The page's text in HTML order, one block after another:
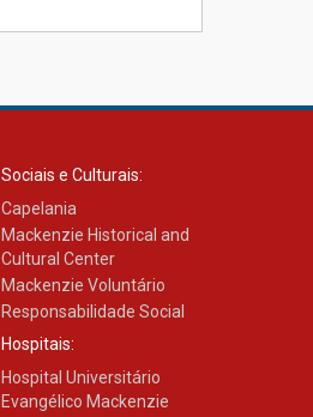
Sociais e Culturais:
Capelania
Mackenzie Historical and
Cultural Center
Mackenzie Voluntário
Responsabilidade Social
Hospitais:
Hospital Universitário
Evangélico Mackenzie